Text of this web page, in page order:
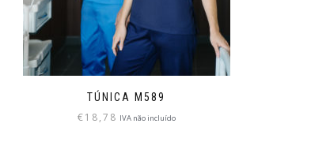
TÚNICA M589
€18,78 IVA não incluído